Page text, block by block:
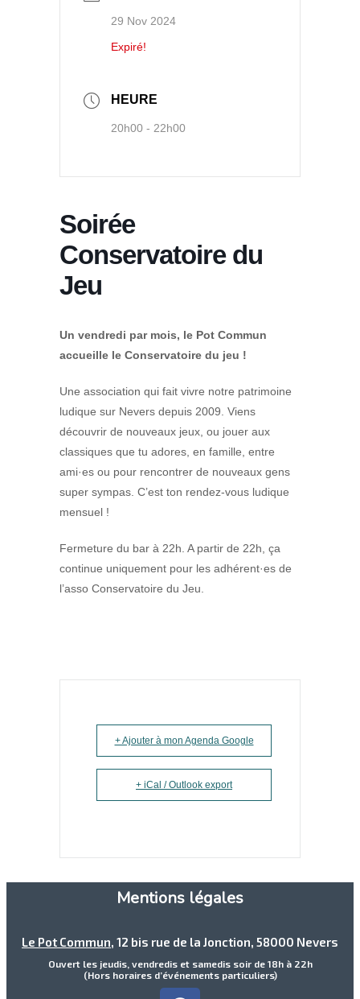
29 Nov 2024
Expiré!
HEURE
20h00 - 22h00
Soirée
Conservatoire du
Jeu
Un vendredi par mois, le Pot Commun
accueille le Conservatoire du jeu !
Une association qui fait vivre notre patrimoine
ludique sur Nevers depuis 2009. Viens
découvrir de nouveaux jeux, ou jouer aux
classiques que tu adores, en famille, entre
ami·es ou pour rencontrer de nouveaux gens
super sympas. C’est ton rendez-vous ludique
mensuel !
Fermeture du bar à 22h. A partir de 22h, ça
continue uniquement pour les adhérent·es de
l’asso Conservatoire du Jeu.
+ Ajouter à mon Agenda Google
+ iCal / Outlook export
Mentions légales
Le Pot Commun , 12 bis rue de la Jonction, 58000 Nevers
Ouvert les jeudis, vendredis et samedis soir de 18h à 22h
(Hors horaires d’événements particuliers)